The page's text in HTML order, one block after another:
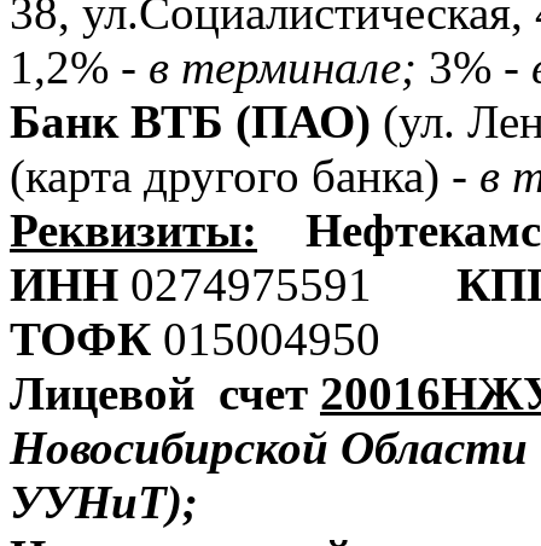
38, ул.Социалистическая,
1,2% - в терминале; 3% -
Банк ВТБ (ПАО) (ул.
(карта другого банка) - в
Реквизиты:
ИНН 0274975591
ТОФК 015004950
Лицевой счет
Новосибирской
УУНиТ);